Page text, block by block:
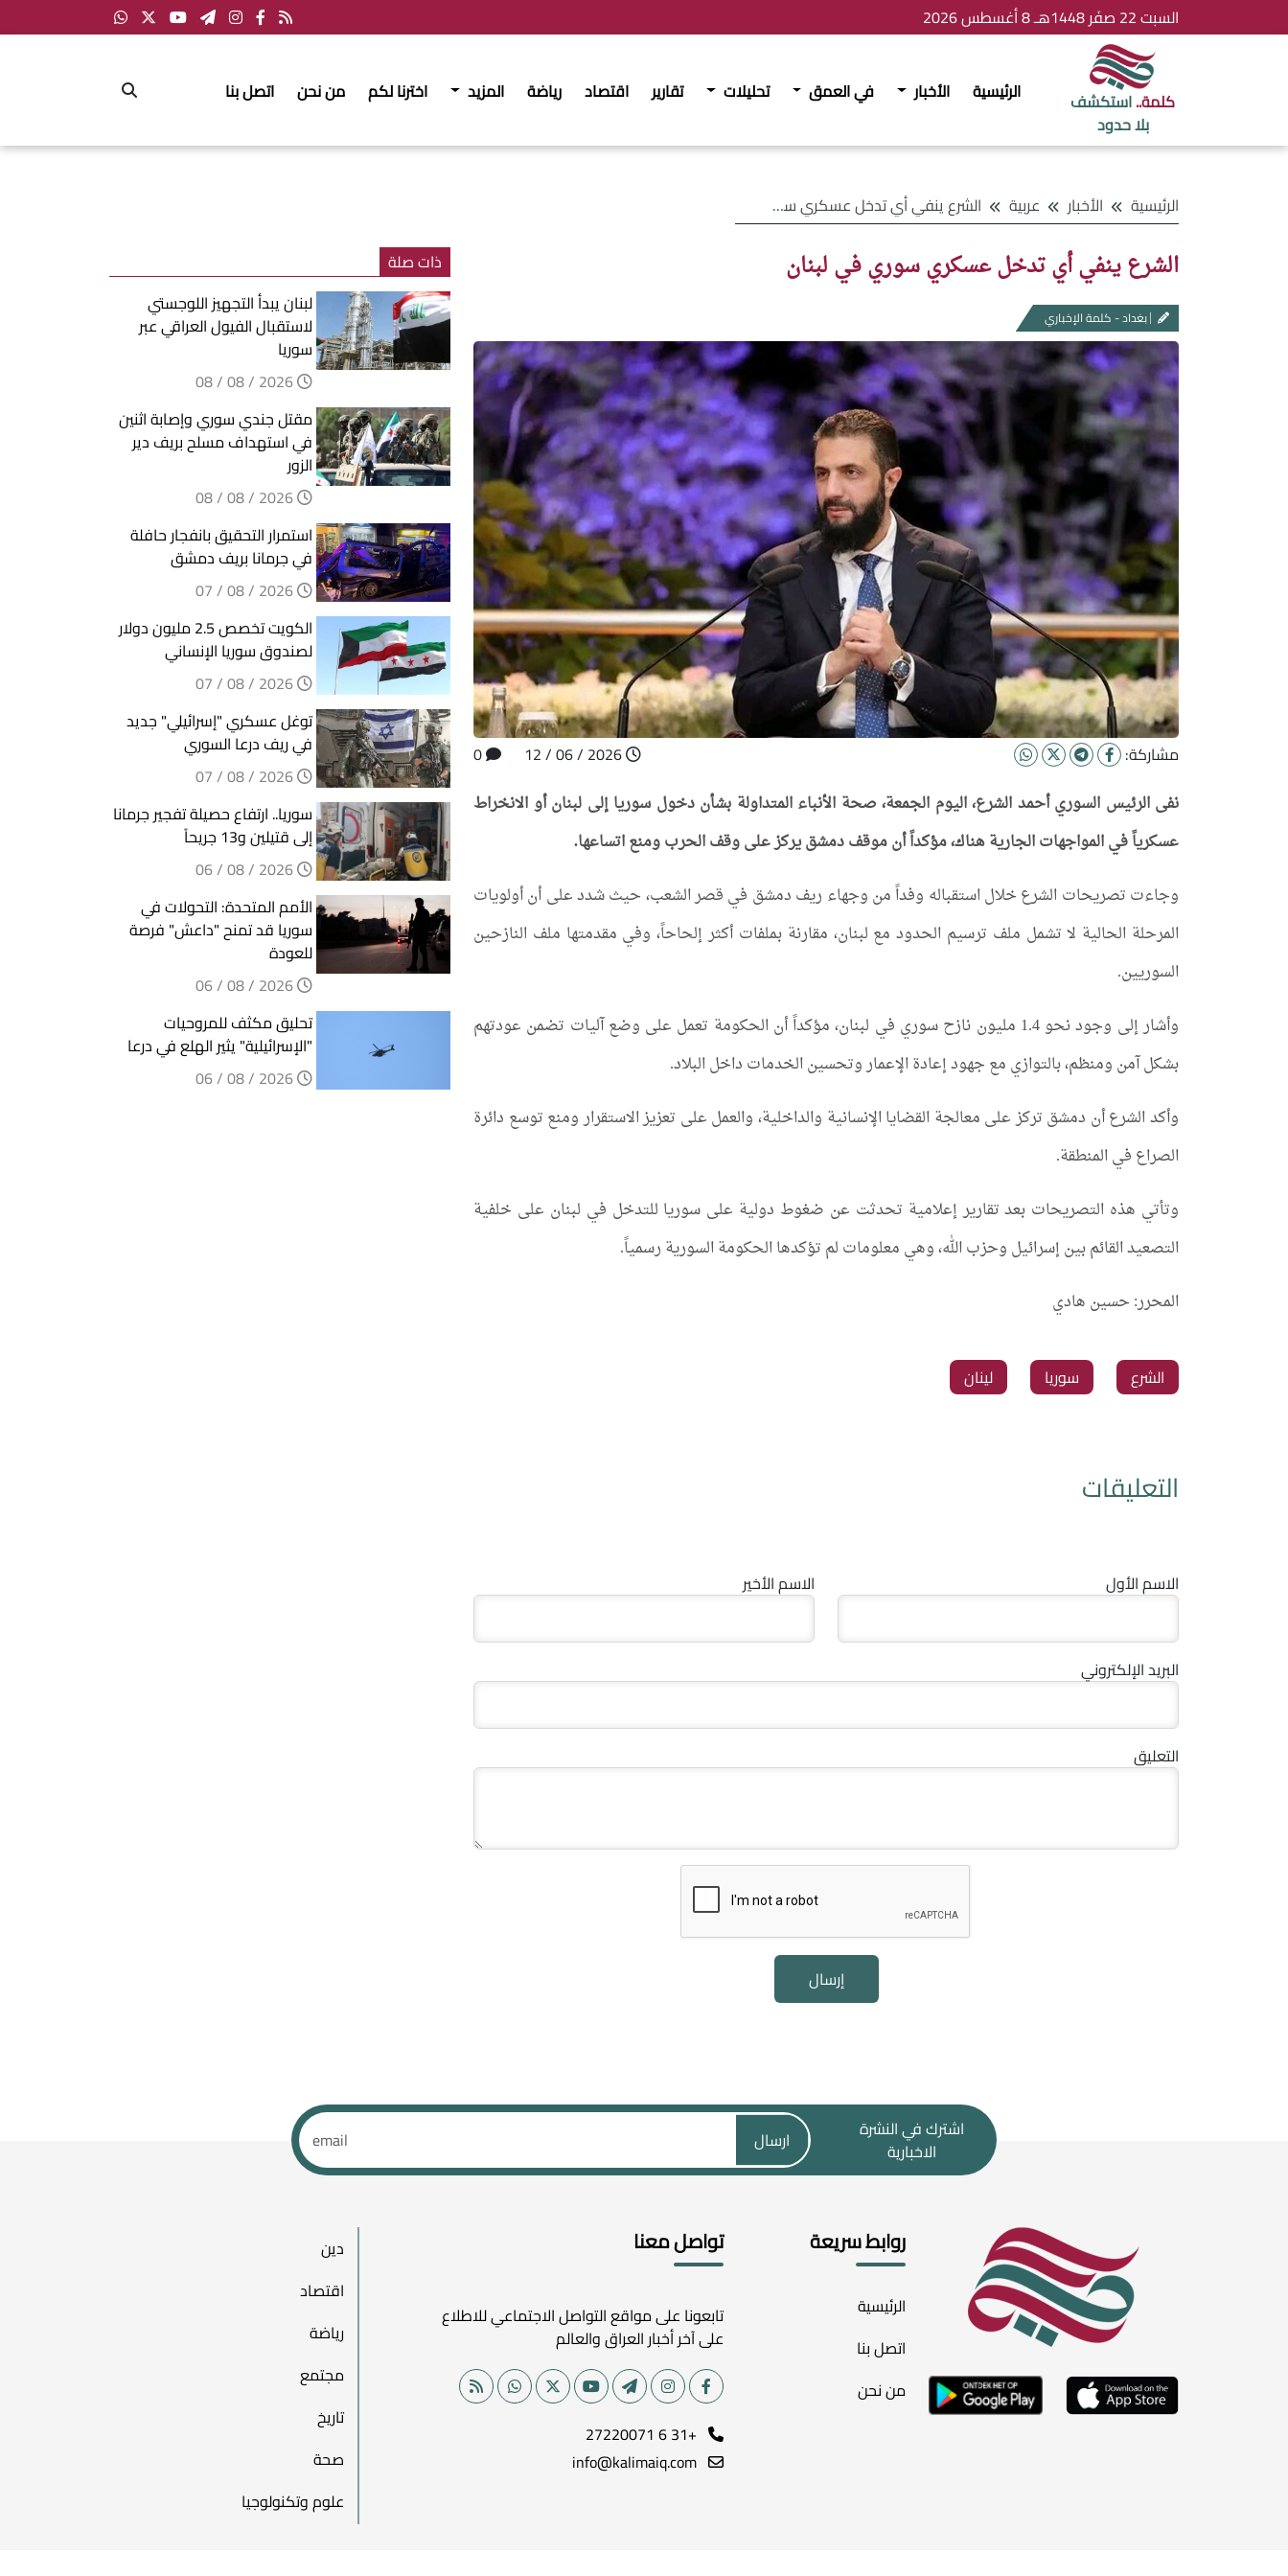
السبت 22 صفَر 1448هـ 8 أغسطس 2026
كلمة..استكشف
بلا حدود
الرئيسية الأخبار في العمق تحليلات تقارير اقتصاد رياضة المزيد اخترنا لكم من نحن اتصل بنا
الرئيسية الأخبار عربية الشرع ينفي أي تدخل عسكري سوري في لبنان
الشرع ينفي أي تدخل عسكري سوري في لبنان
بغداد - كلمة الإخباري
مشاركة:
نفى الرئيس السوري أحمد الشرع، اليوم الجمعة، صحة الأنباء المتداولة بشأن دخول سوريا إلى لبنان أو الانخراط
عسكرياً في المواجهات الجارية هناك، مؤكداً أن موقف دمشق يركز على وقف الحرب ومنع اتساعها.
وجاءت تصريحات الشرع خلال استقباله وفداً من وجهاء ريف دمشق في قصر الشعب، حيث شدد على أن أولويات
المرحلة الحالية لا تشمل ملف ترسيم الحدود مع لبنان، مقارنة بملفات أكثر إلحاحاً، وفي مقدمتها ملف النازحين
السوريين.
وأشار إلى وجود نحو 1.4 مليون نازح سوري في لبنان، مؤكداً أن الحكومة تعمل على وضع آليات تضمن عودتهم
بشكل آمن ومنظم، بالتوازي مع جهود إعادة الإعمار وتحسين الخدمات داخل البلاد.
وأكد الشرع أن دمشق تركز على معالجة القضايا الإنسانية والداخلية، والعمل على تعزيز الاستقرار ومنع توسع دائرة
الصراع في المنطقة.
وتأتي هذه التصريحات بعد تقارير إعلامية تحدثت عن ضغوط دولية على سوريا للتدخل في لبنان على خلفية
التصعيد القائم بين إسرائيل وحزب الله، وهي معلومات لم تؤكدها الحكومة السورية رسمياً.
المحرر: حسين هادي
الشرع سوريا لينان
التعليقات
الاسم الأول الاسم الأخير
البريد الإلكتروني
التعليق
إرسال
ذات صلة
لبنان يبدأ التجهيز اللوجستي
لاستقبال الفيول العراقي عبر
سوريا
مقتل جندي سوري وإصابة اثنين
في استهداف مسلح بريف دير
الزور
استمرار التحقيق بانفجار حافلة
في جرمانا بريف دمشق
الكويت تخصص 2.5 مليون دولار
لصندوق سوريا الإنساني
توغل عسكري "إسرائيلي" جديد
في ريف درعا السوري
سوريا.. ارتفاع حصيلة تفجير جرمانا
إلى قتيلين و13 جريحاً
الأمم المتحدة: التحولات في
سوريا قد تمنح "داعش" فرصة
للعودة
تحليق مكثف للمروحيات
"الإسرائيلية" يثير الهلع في درعا
اشترك في النشرة
الاخبارية
ارسال
روابط سريعة
الرئيسية
اتصل بنا
من نحن
تواصل معنا
تابعونا على مواقع التواصل الاجتماعي للاطلاع
على آخر أخبار العراق والعالم
+31 6 27220071
info@kalimaiq.com
دين
اقتصاد
رياضة
مجتمع
تاريخ
صحة
علوم وتكنولوجيا